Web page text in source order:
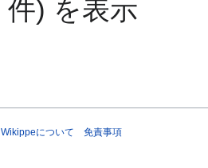
件) を表示
Wikippeについて 免責事項